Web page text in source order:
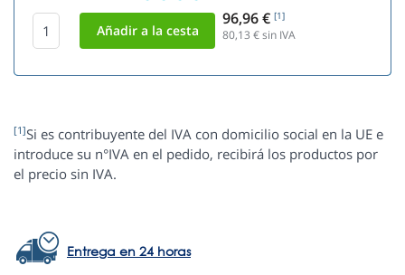
96,96 € [1]
80,13 € sin IVA
[1]Si es contribuyente del IVA con domicilio social en la UE e
introduce su n°IVA en el pedido, recibirá los productos por
el precio sin IVA.
Entrega en 24 horas